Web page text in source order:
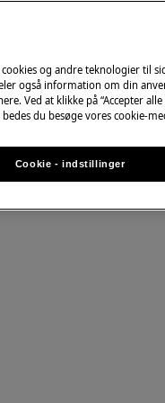
cookies og andre teknologier til
også information om din
Ved at klikke på “Accepter
du besøge vores cookie-
Cookie - indstillinger